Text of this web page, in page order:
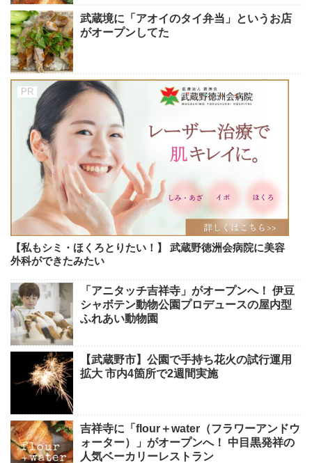
武蔵境に「アオイのタイ弁当」というお店
がオープンしてた
【私もシミ・ほくろとりたい！】 武蔵野徳洲会病院に美容
外科ができたみたい
「アニタッチ吉祥寺」がオープンへ！ 伊豆
シャボテン動物公園プロデュースの屋内型
ふれあい動物園
【武蔵野市】公園で手持ち花火の試行運用
拡大 市内4箇所で2週間実施
吉祥寺に「flour＋water（フラワーアンドウ
ォーター）」がオープンへ！ 中目黒発祥の
人気ベーカリーレストラン